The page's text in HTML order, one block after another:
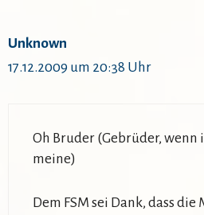
Unknown
17.12.2009 um 20:38 Uhr
Oh Bruder (Gebrüder, wenn
meine)
Dem FSM sei Dank, dass die